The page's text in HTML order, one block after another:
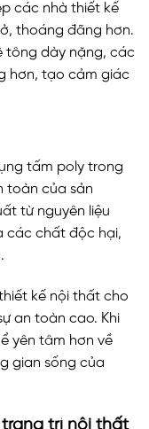
các nhà thiết kế
thoáng đãng hơn.
tông dày nặng, các
hơn, tạo cảm giác
tấm poly trong
toàn của sản
từ nguyên liệu
các chất độc hại,
kế nội thất cho
an toàn cao. Khi
yên tâm hơn về
gian sống của
trí nội thất